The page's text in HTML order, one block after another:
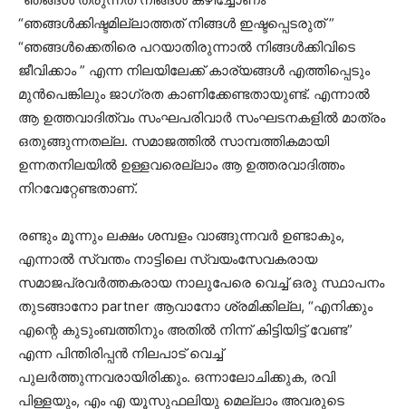
“ഞങ്ങൾക്കിഷ്ടമില്ലാത്തത് നിങ്ങൾ ഇഷ്ടപ്പെടരുത് ”
“ഞങ്ങൾക്കെതിരെ പറയാതിരുന്നാൽ നിങ്ങൾക്കിവിടെ
ജീവിക്കാം ” എന്ന നിലയിലേക്ക് കാര്യങ്ങൾ എത്തിപ്പെടും
മുൻപെങ്കിലും ജാഗ്രത കാണിക്കേണ്ടതായുണ്ട്. എന്നാൽ
ആ ഉത്തവാദിത്വം സംഘപരിവാർ സംഘടനകളിൽ മാത്രം
ഒതുങ്ങുന്നതല്ല. സമാജത്തിൽ സാമ്പത്തികമായി
ഉന്നതനിലയിൽ ഉള്ളവരെല്ലാം ആ ഉത്തരവാദിത്തം
നിറവേറ്റേണ്ടതാണ്.
രണ്ടും മൂന്നും ലക്ഷം ശമ്പളം വാങ്ങുന്നവർ ഉണ്ടാകും,
എന്നാൽ സ്വന്തം നാട്ടിലെ സ്വയംസേവകരായ
സമാജപ്രവർത്തകരായ നാലുപേരെ വെച്ച് ഒരു സ്ഥാപനം
തുടങ്ങാനോ partner ആവാനോ ശ്രമിക്കില്ല, “എനിക്കും
എന്റെ കുടുംബത്തിനും അതിൽ നിന്ന് കിട്ടിയിട്ട് വേണ്ട”
എന്ന പിന്തിരിപ്പൻ നിലപാട് വെച്ച്
പുലർത്തുന്നവരായിരിക്കും. ഒന്നാലോചിക്കുക, രവി
പിള്ളയും, എം എ യൂസുഫലിയു മെല്ലാം അവരുടെ